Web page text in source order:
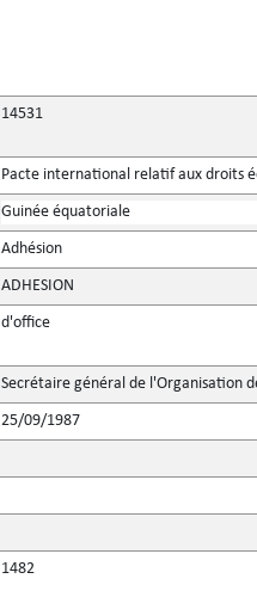
14531
Pacte international relatif aux droits
Guinée équatoriale
Adhésion
ADHESION
d'office
Secrétaire général de l'Organisation
25/09/1987
1482